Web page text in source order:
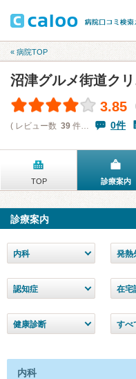
« 病院TOP
沼津グルメ街道ク
3.85
( レビュー数 39 件… 0件
TOP 診療案内
診療案内
内科 発熱
認知症 在宅
健康診断 すべ
内科